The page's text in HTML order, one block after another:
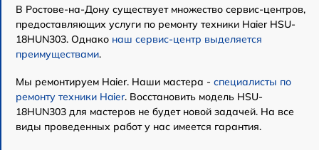
В Ростове-на-Дону существует множество сервис-центров,
предоставляющих услуги по ремонту техники Haier HSU-
18HUN303. Однако наш сервис-центр выделяется
преимуществами.
Мы ремонтируем Haier. Наши мастера - специалисты по
ремонту техники Haier. Восстановить модель HSU-
18HUN303 для мастеров не будет новой задачей. На все
виды проведенных работ у нас имеется гарантия.